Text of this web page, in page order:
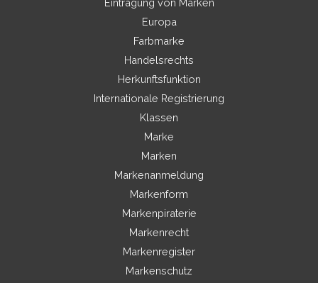
Eintragung von Marken
Europa
Farbmarke
Handelsrechts
Herkunftsfunktion
Internationale Registrierung
Klassen
Marke
Marken
Markenanmeldung
Markenform
Markenpiraterie
Markenrecht
Markenregister
Markenschutz